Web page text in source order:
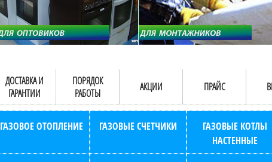
ДОСТАВКА И
ГАРАНТИИ
ПОРЯДОК
РАБОТЫ
АКЦИИ ПРАЙС
ГАЗОВОЕ ОТОПЛЕНИЕ ГАЗОВЫЕ СЧЕТЧИКИ
ГАЗОВЫЕ КОТЛЫ
НАСТЕННЫЕ